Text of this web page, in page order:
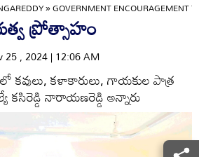
»GOVERNMENT ENCOURAGEMENT
ప్రోత్సాహం
25 , 2024 | 12:06 AM
కవులు, కళాకారులు, గాయకుల పాత్ర
కసిరెడ్డి నారాయణరెడ్డి అన్నారు